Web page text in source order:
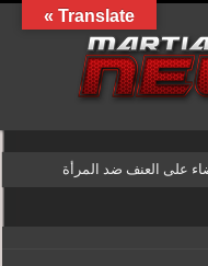
على العنف ضد المرأة
Translate »